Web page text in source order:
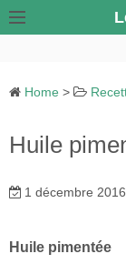
k
Home >
Huile
1 décembre 2016
Huile pimentée